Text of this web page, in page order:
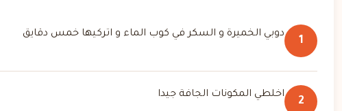
1
دوبي الخميرة و السكر في كوب الماء و اتركيها خمس دقايق
2
اخلطي المكونات الجافة جيدا